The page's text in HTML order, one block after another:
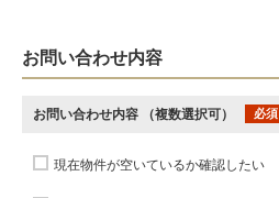
お問い合わせ内容
お問い合わせ内容 （複数選択可） 必須
現在物件が空いているか確認したい